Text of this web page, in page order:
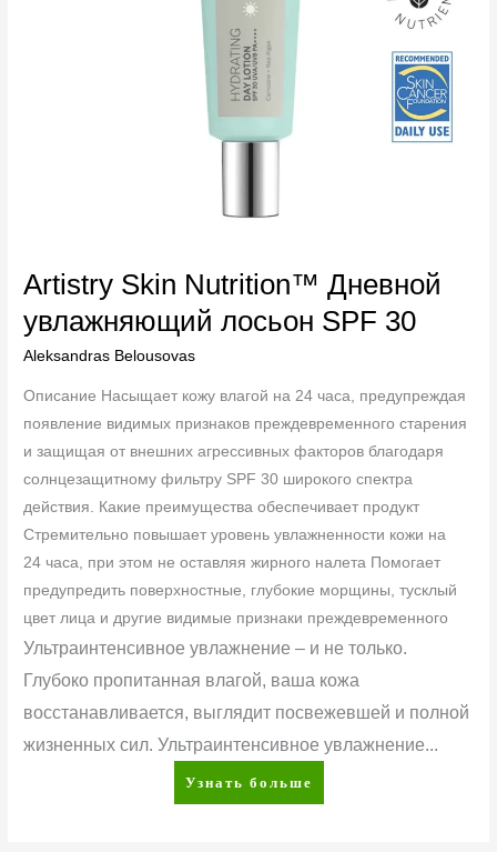
Artistry Skin Nutrition™ Дневной
увлажняющий лосьон SPF 30
Aleksandras Belousovas
Описание Насыщает кожу влагой на 24 часа, предупреждая
появление видимых признаков преждевременного старения
и защищая от внешних агрессивных факторов благодаря
солнцезащитному фильтру SPF 30 широкого спектра
действия. Какие преимущества обеспечивает продукт
Стремительно повышает уровень увлажненности кожи на
24 часа, при этом не оставляя жирного налета Помогает
предупредить поверхностные, глубокие морщины, тусклый
цвет лица и другие видимые признаки преждевременного
Ультраинтенсивное увлажнение – и не только.
Глубоко пропитанная влагой, ваша кожа
восстанавливается, выглядит посвежевшей и полной
жизненных сил. Ультраинтенсивное увлажнение...
Узнать больше